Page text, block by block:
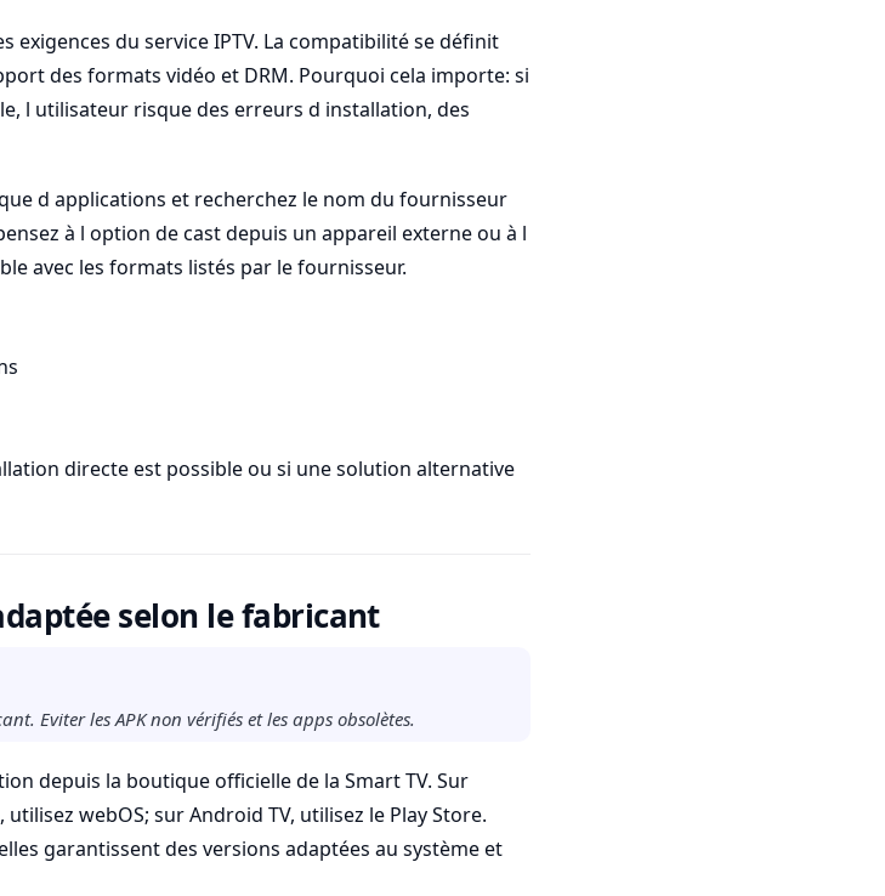
exigences du service IPTV. La compatibilité se définit
des formats vidéo et DRM. Pourquoi cela importe: si
l utilisateur risque des erreurs d installation, des
d applications et recherchez le nom du fournisseur
à l option de cast depuis un appareil externe ou à l
avec les formats listés par le fournisseur.
directe est possible ou si une solution alternative
selon le fabricant
Eviter les APK non vérifiés et les apps obsolètes.
depuis la boutique officielle de la Smart TV. Sur
webOS; sur Android TV, utilisez le Play Store.
garantissent des versions adaptées au système et